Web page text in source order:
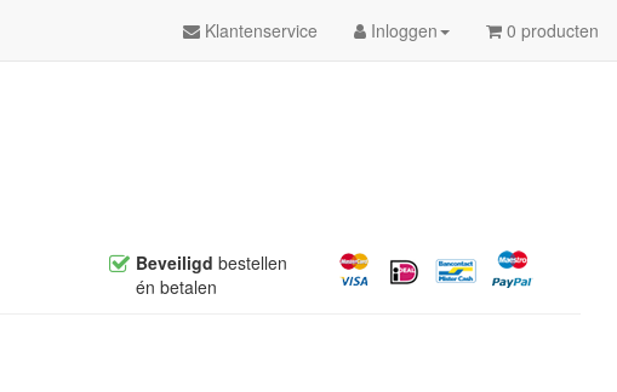
Klantenservice Inloggen 0 producten
Beveiligd bestellen
én betalen